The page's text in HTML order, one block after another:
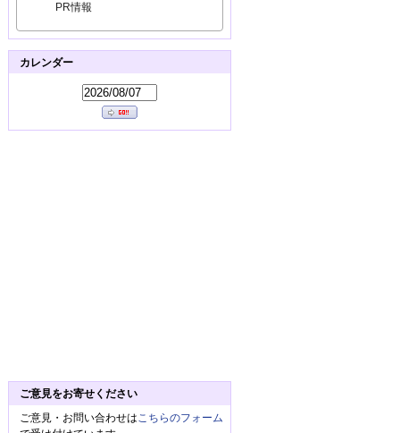
PR情報
カレンダー
ご意見をお寄せください
ご意見・お問い合わせは こちらのフォーム